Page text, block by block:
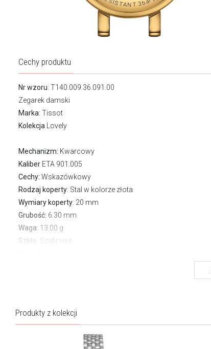
Cechy produktu
Nr wzoru: T140.009.36.091.00
Zegarek damski
Marka: Tissot
Kolekcja
Lovely
Mechanizm: Kwarcowy
Kaliber ETA 901.005
Cechy: Wskazówkowy
Rodzaj koperty: Stal w kolorze złota
Wymiary koperty: 20 mm
Grubość: 6.30 mm
Waga: 13.00 g
Szkło : Szafirowe
Produkty z kolekcji